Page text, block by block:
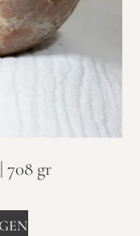
708 gr